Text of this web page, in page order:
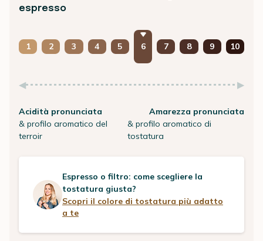
espresso
1 2 3 4 5 6 7 8 9 10
Acidità pronunciata
& profilo aromatico del
terroir
Amarezza pronunciata
& profilo aromatico di
tostatura
Espresso o filtro: come scegliere la
tostatura giusta?
Scopri il colore di tostatura più adatto
a te